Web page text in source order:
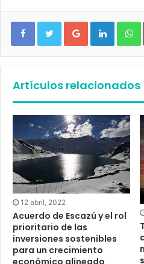
Google+ LinkedIn
Artículos relacionados
12 abril, 2022
Acuerdo de Escazú y el rol
prioritario de las
inversiones sostenibles
para un crecimiento
económico alineado